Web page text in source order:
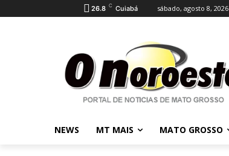
26.8 C Cuiabá sábado, agosto 8, 2026
NEWS MT MAIS MATO GROSSO